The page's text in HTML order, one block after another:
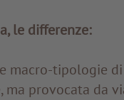
le differenze:
macro-tipologie di
provocata da